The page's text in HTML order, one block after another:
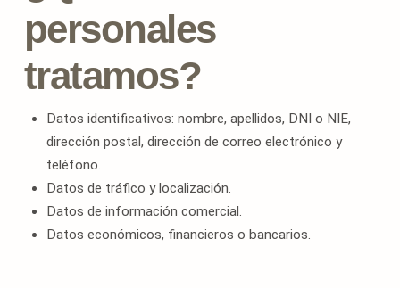
personales
tratamos?
Datos identificativos: nombre, apellidos, DNI o NIE,
dirección postal, dirección de correo electrónico y
teléfono.
Datos de tráfico y localización.
Datos de información comercial.
Datos económicos, financieros o bancarios.